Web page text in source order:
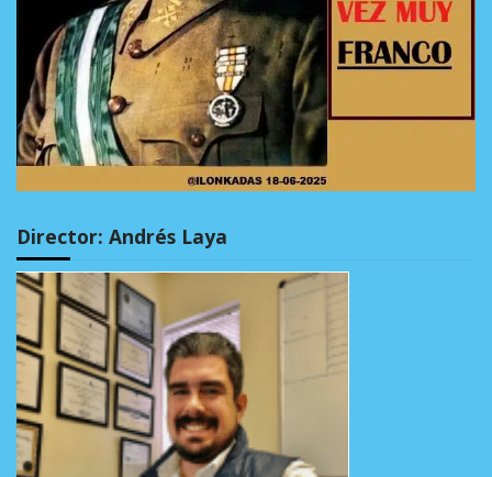
Director: Andrés Laya